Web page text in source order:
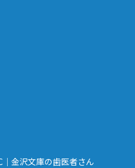
金沢文庫の歯医者さん